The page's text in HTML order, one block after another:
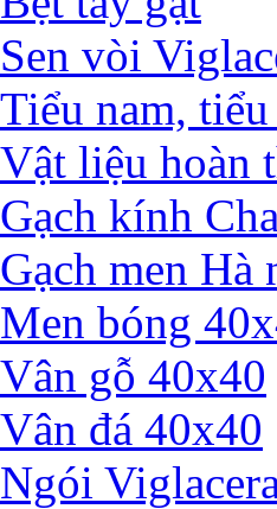
Sen vòi
Tiểu nam,
Vật liệu hoàn
Gạch kính
Gạch men Hà
Men bóng
Vân gỗ 40x40
Vân đá 40x40
Ngói